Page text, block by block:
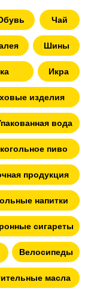
масла
сигареты
Чай
Шины
изделия
Велосипеды
Икра
пиво
продукция
напитки
вода